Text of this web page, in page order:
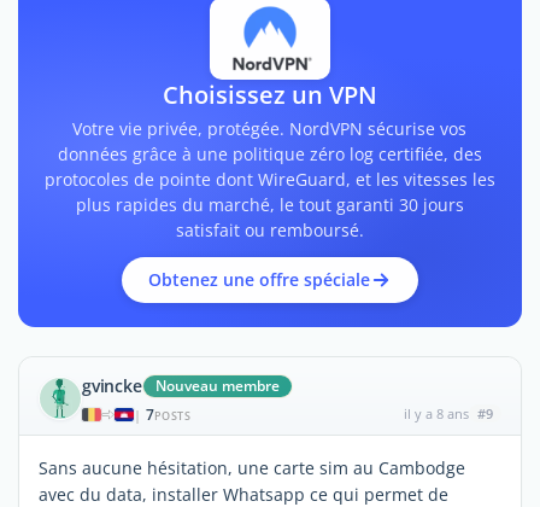
Choisissez un VPN
Votre vie privée, protégée. NordVPN sécurise vos
données grâce à une politique zéro log certifiée, des
protocoles de pointe dont WireGuard, et les vitesses les
plus rapides du marché, le tout garanti 30 jours
satisfait ou remboursé.
Obtenez une offre spéciale
gvincke Nouveau membre
| 7POSTS il y a 8 ans #9
Sans aucune hésitation, une carte sim au Cambodge
avec du data, installer Whatsapp ce qui permet de